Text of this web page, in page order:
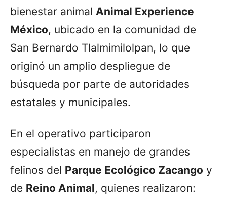
bienestar animal Animal Experience
México, ubicado en la comunidad de
San Bernardo Tlalmimilolpan, lo que
originó un amplio despliegue de
búsqueda por parte de autoridades
estatales y municipales.
En el operativo participaron
especialistas en manejo de grandes
felinos del Parque Ecológico Zacango y
de Reino Animal, quienes realizaron: